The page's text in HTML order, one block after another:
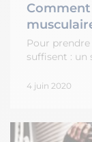
Pour
suffisent : un
4 juin 2020